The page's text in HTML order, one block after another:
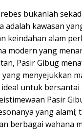
bukanlah
adalah kawasan
keindahan alam
modern yang
Pasir Gibug
menyejukkan
untuk bersantai
Pasir
yang alami;
berbagai wahana